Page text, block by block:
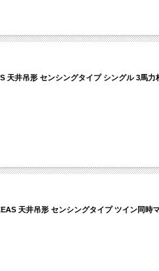
天井吊形 センシングタイプ シングル 3馬力
天井吊形 センシングタイプ ツイン同時